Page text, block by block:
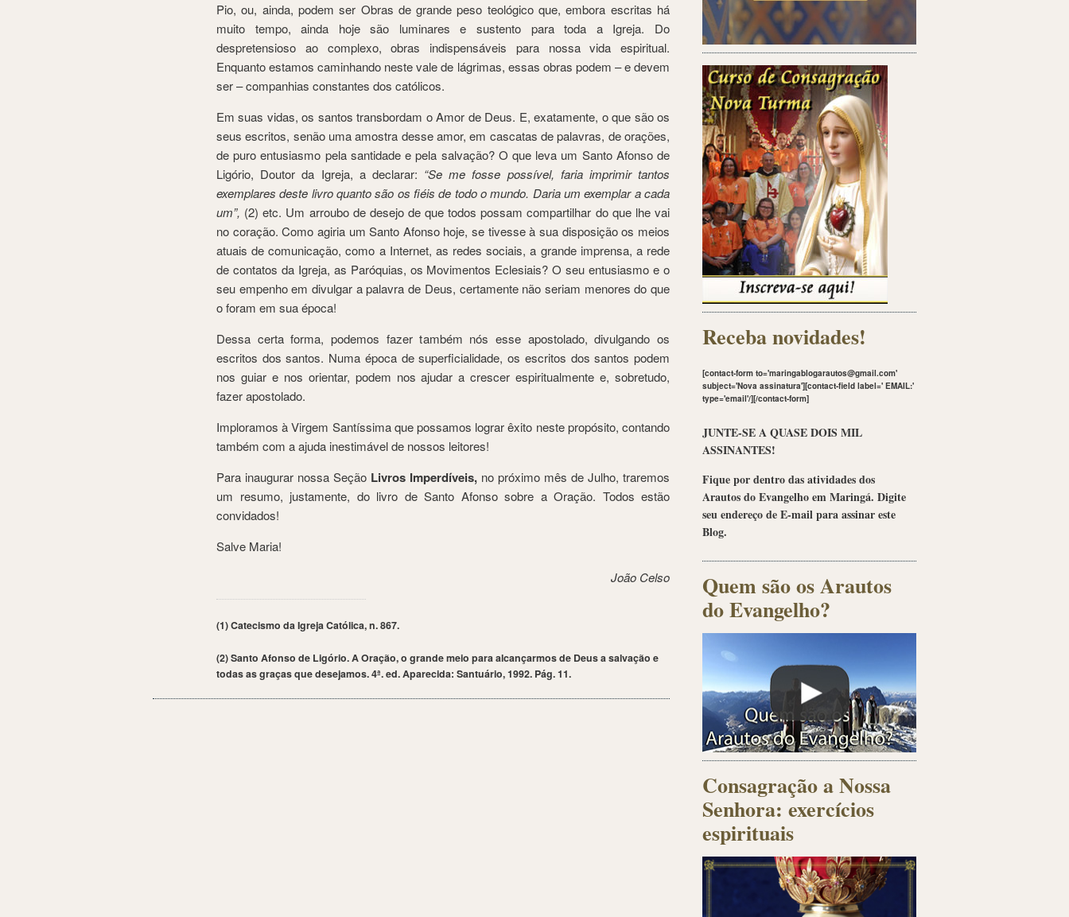
Pio, ou, ainda, podem ser Obras de grande peso teológico que, embora escritas há
muito tempo, ainda hoje são luminares e sustento para toda a Igreja. Do
despretensioso ao complexo, obras indispensáveis para nossa vida espiritual.
Enquanto estamos caminhando neste vale de lágrimas, essas obras podem – e devem
ser – companhias constantes dos católicos.
Em suas vidas, os santos transbordam o Amor de Deus. E, exatamente, o que são os
seus escritos, senão uma amostra desse amor, em cascatas de palavras, de orações,
de puro entusiasmo pela santidade e pela salvação? O que leva um Santo Afonso de
Ligório, Doutor da Igreja, a declarar: “Se me fosse possível, faria imprimir tantos
exemplares deste livro quanto são os fiéis de todo o mundo. Daria um exemplar a cada
um”, (2) etc. Um arroubo de desejo de que todos possam compartilhar do que lhe vai
no coração. Como agiria um Santo Afonso hoje, se tivesse à sua disposição os meios
atuais de comunicação, como a Internet, as redes sociais, a grande imprensa, a rede
de contatos da Igreja, as Paróquias, os Movimentos Eclesiais? O seu entusiasmo e o
seu empenho em divulgar a palavra de Deus, certamente não seriam menores do que
o foram em sua época!
Dessa certa forma, podemos fazer também nós esse apostolado, divulgando os
escritos dos santos. Numa época de superficialidade, os escritos dos santos podem
nos guiar e nos orientar, podem nos ajudar a crescer espiritualmente e, sobretudo,
fazer apostolado.
Imploramos à Virgem Santíssima que possamos lograr êxito neste propósito, contando
também com a ajuda inestimável de nossos leitores!
Para inaugurar nossa Seção Livros Imperdíveis, no próximo mês de Julho, traremos
um resumo, justamente, do livro de Santo Afonso sobre a Oração. Todos estão
convidados!
Salve Maria!
João Celso
(1) Catecismo da Igreja Católica, n. 867.
(2) Santo Afonso de Ligório.A Oração,o grande meio para alcançarmos de Deus a salvação e
todas as graças que desejamos. 4ª. ed. Aparecida: Santuário, 1992. Pág. 11.
Receba novidades!
[contact-form to='maringablogarautos@gmail.com'
subject='Nova assinatura'][contact-field label=' EMAIL:'
type='email'/][/contact-form]
JUNTE-SE A QUASE DOIS MIL
ASSINANTES!
Fique por dentro das atividades dos
Arautos do Evangelho em Maringá. Digite
seu endereço de E-mail para assinar este
Blog.
Quem são os Arautos
do Evangelho?
Consagração a Nossa
Senhora: exercícios
espirituais